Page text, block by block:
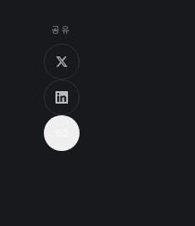
공유